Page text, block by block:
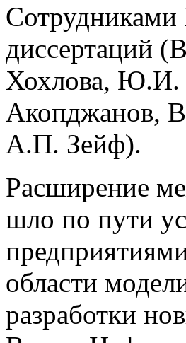
Сотрудниками
диссертаций
Хохлова, Ю.И.
Акопджанов,
А.П. Зейф).
Расширение
шло по пути
области
разработки